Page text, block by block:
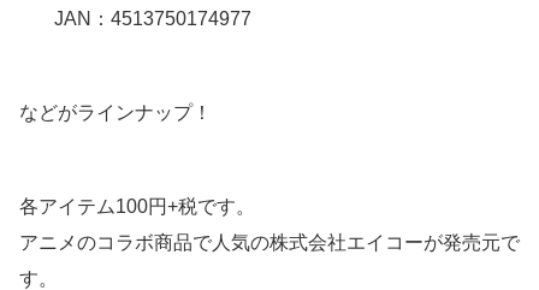
JAN：4513750174977
などがラインナップ！
各アイテム100円+税です。
アニメのコラボ商品で人気の株式会社エイコーが発売元で
す。